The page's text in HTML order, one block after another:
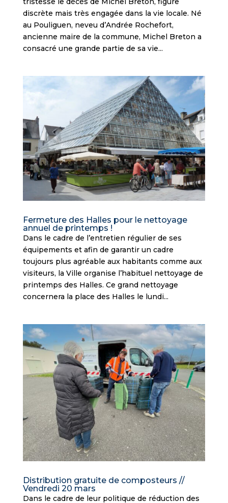
discrète mais très engagée dans la vie locale. Né
au Pouliguen, neveu d’Andrée Rochefort,
ancienne maire de la commune, Michel Breton a
consacré une grande partie de sa vie...
Fermeture des Halles pour le nettoyage
annuel de printemps !
Dans le cadre de l’entretien régulier de ses
équipements et afin de garantir un cadre
toujours plus agréable aux habitants comme aux
visiteurs, la Ville organise l’habituel nettoyage de
printemps des Halles. Ce grand nettoyage
concernera la place des Halles le lundi...
Distribution gratuite de composteurs //
Vendredi 20 mars
Dans le cadre de leur politique de réduction des